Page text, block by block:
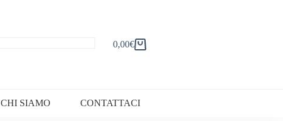
Carrello
0,00€
CHI SIAMO CONTATTACI